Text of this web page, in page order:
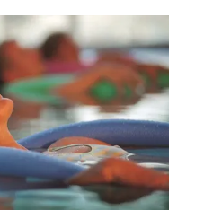
einer Wanderung
Landschaft sorgen
oder ein Besuch im
willkommene